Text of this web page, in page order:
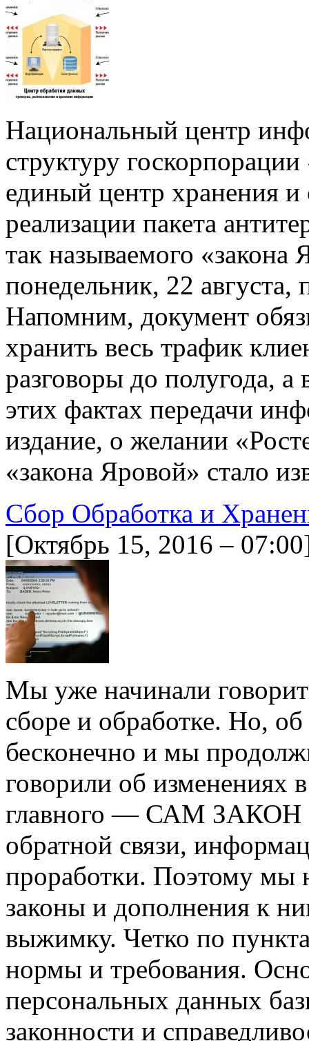
Национальный центр
структуру
единый центр хранения
реализации пакета
так называемого
понедельник, 22 августа,
Напомним, документ
хранить весь трафик
разговоры до полугода,
этих фактах передачи
издание, о желании
«закона Яровой» стало
Сбор Обработка и
[Октябрь 15, 2016 –
Мы уже начинали
сборе и обработке. Но,
бесконечно и мы
говорили об изменениях
главного — САМ
обратной связи,
проработки. Поэтому мы
законы и дополнения к
выжимку. Четко по
нормы и требования.
персональных данных
законности и